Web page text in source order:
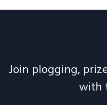
Join plogging,
with